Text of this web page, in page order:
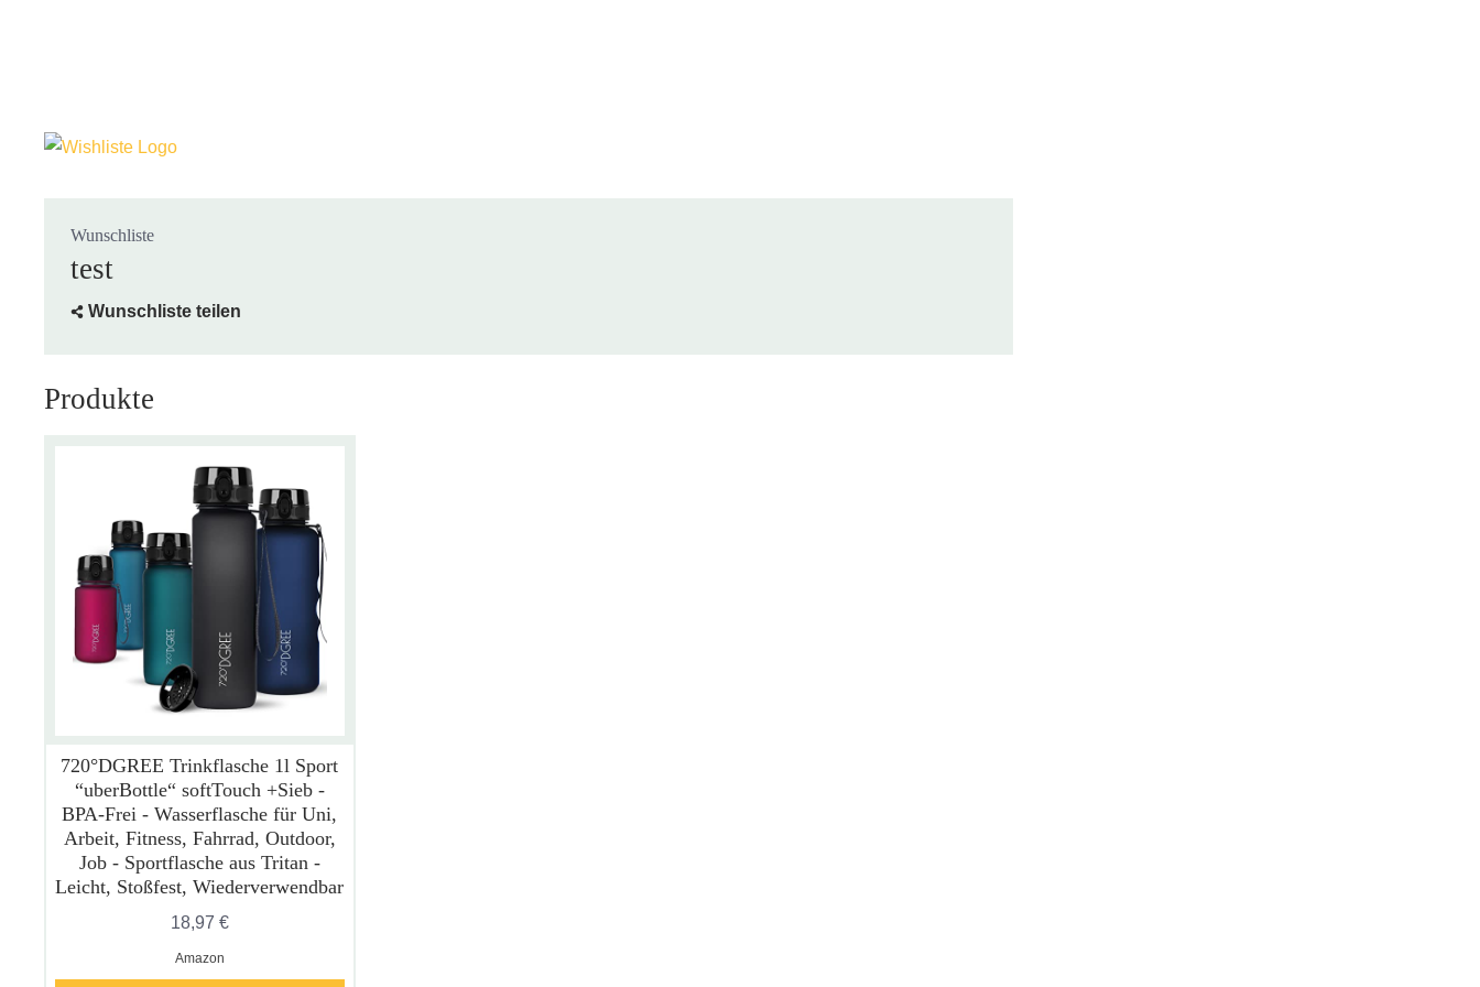
Wunschliste
test
Wunschliste teilen
Produkte
720°DGREE Trinkflasche 1l Sport
“uberBottle“ softTouch +Sieb -
BPA-Frei - Wasserflasche für Uni,
Arbeit, Fitness, Fahrrad, Outdoor,
Job - Sportflasche aus Tritan -
Leicht, Stoßfest, Wiederverwendbar
18,97 €
Amazon